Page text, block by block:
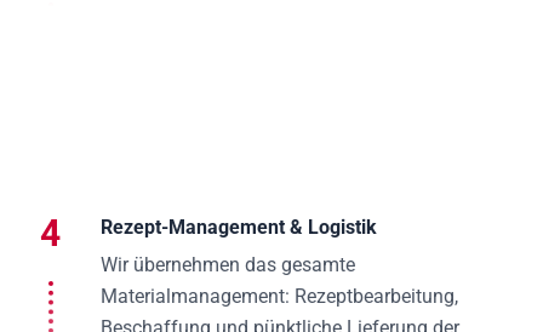
4
Rezept-Management & Logistik
Wir übernehmen das gesamte
Materialmanagement: Rezeptbearbeitung,